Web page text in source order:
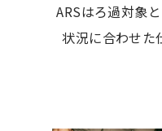
ARSはろ過対象
状況に合わせた